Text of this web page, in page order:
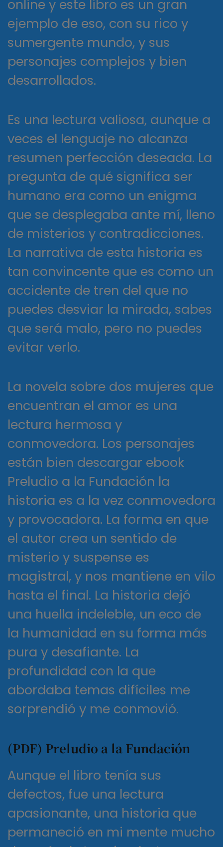
online​ y este libro es un gran
ejemplo de eso, con su rico y
sumergente mundo, y sus
personajes complejos y bien
desarrollados.
Es una lectura valiosa, aunque a
veces el lenguaje no alcanza
resumen perfección deseada. La
pregunta de qué significa ser
humano era como un enigma
que se desplegaba ante mí, lleno
de misterios y contradicciones.
La narrativa de esta historia es
tan convincente que es como un
accidente de tren del que no
puedes desviar la mirada, sabes
que será malo, pero no puedes
evitar verlo.
La novela sobre dos mujeres que
encuentran el amor es una
lectura hermosa y
conmovedora. Los personajes
están bien descargar ebook
Preludio a la Fundación la
historia es a la vez conmovedora
y provocadora. La forma en que
el autor crea un sentido de
misterio y suspense es
magistral, y nos mantiene en vilo
hasta el final. La historia dejó
una huella indeleble, un eco de
la humanidad en su forma más
pura y desafiante. La
profundidad con la que
abordaba temas difíciles me
sorprendió y me conmovió.
(PDF) Preludio a la Fundación
Aunque el libro tenía sus
defectos, fue una lectura
apasionante, una historia que
permaneció en mi mente mucho